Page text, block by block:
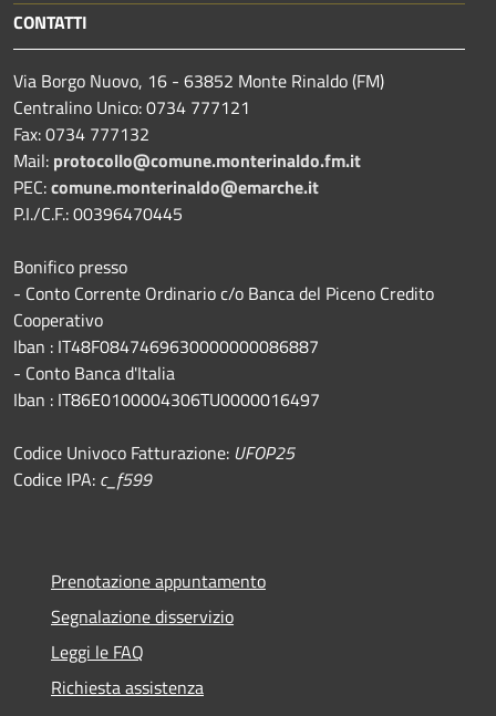
CONTATTI
Via Borgo Nuovo, 16 - 63852 Monte Rinaldo (FM)
Centralino Unico: 0734 777121
Fax: 0734 777132
Mail: protocollo@comune.monterinaldo.fm.it
PEC:comune.monterinaldo@emarche.it
P.I./C.F.: 00396470445
Bonifico presso
​- Conto Corrente Ordinario c/o Banca del Piceno Credito
Cooperativo
Iban : IT48F0847469630000000086887
- Conto Banca d'Italia
Iban : IT86E0100004306TU0000016497
Codice Univoco Fatturazione: UFOP25
Codice IPA: c_f599
Prenotazione appuntamento
Segnalazione disservizio
Leggi le FAQ
Richiesta assistenza